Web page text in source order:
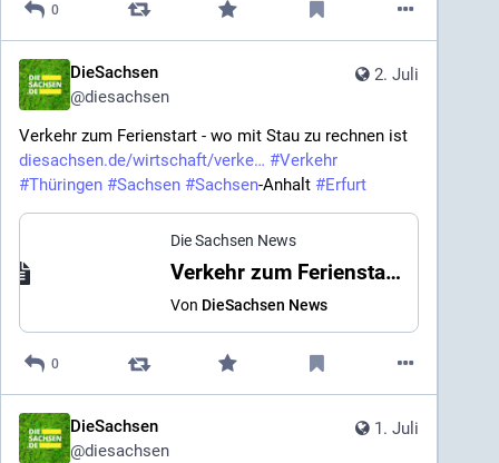
0
2. Juli
DieSachsen
@diesachsen
Verkehr zum Ferienstart - wo mit Stau zu rechnen ist
diesachsen.de/wirtschaft/verke
#Verkehr
#Thüringen #Sachsen #Sachsen-Anhalt #Erfurt
Die Sachsen News
Verkehr zum Ferienstart - wo mit Stau zu rechnen ist
Von DieSachsen News
0
1. Juli
DieSachsen
@diesachsen